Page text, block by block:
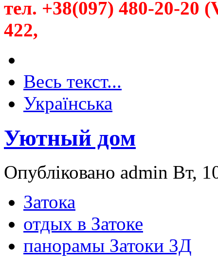
тел. +38(097) 480-20-20
422,
Весь текст...
Українська
Уютный дом
Опубліковано admin Вт,
Затока
отдых в Затоке
панорамы Затоки 3Д